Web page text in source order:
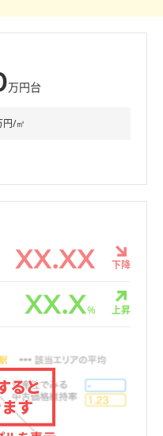
万円台
/㎡
XX.XX 下降
XX.X% 上昇